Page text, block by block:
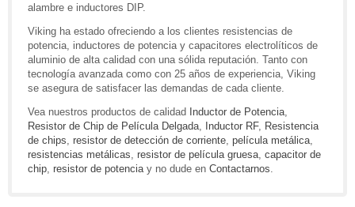
alambre e inductores DIP.
Viking ha estado ofreciendo a los clientes resistencias de
potencia, inductores de potencia y capacitores electrolíticos de
aluminio de alta calidad con una sólida reputación. Tanto con
tecnología avanzada como con 25 años de experiencia, Viking
se asegura de satisfacer las demandas de cada cliente.
Vea nuestros productos de calidad
Inductor de Potencia
Resistor de Chip de Película Delgada
Inductor RF, Resistencia
de chips resistor de detección de corriente película metálica
resistencias metálicas resistor de película gruesa capacitor de
chip resistor de potencia y no dude en Contactarnos